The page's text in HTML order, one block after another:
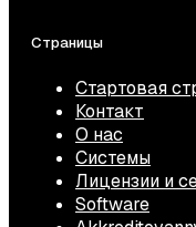
Страницы
Стартовая
Контакт
О нас
Системы
Лицензии и
Software